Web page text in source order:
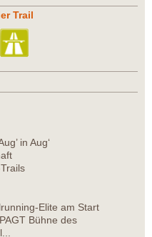
Trail
in Aug‘
Elite am Start
Bühne des